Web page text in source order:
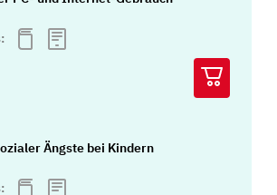
Ängste bei Kindern